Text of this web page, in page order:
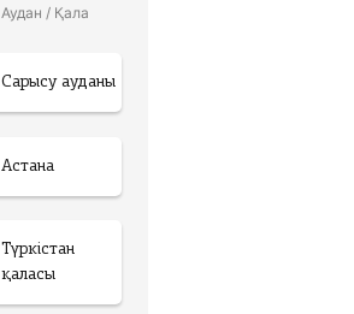
Аудан / Қала
Сарысу ауданы
Астана
Түркістан
қаласы